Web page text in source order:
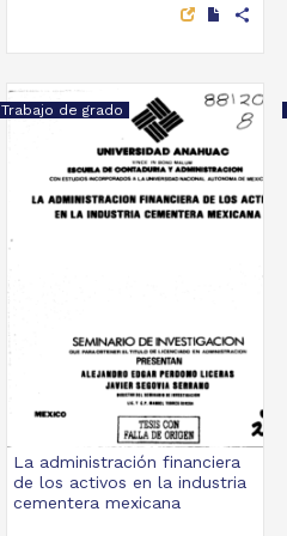
share
Trabajo de grado
La administración financiera
de los activos en la industria
cementera mexicana